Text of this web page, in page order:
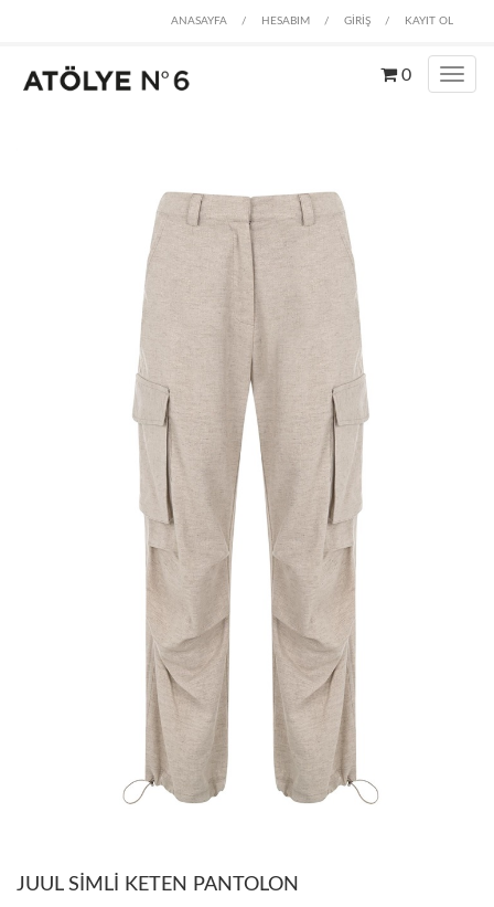
ANASAYFA / HESABIM / GİRİŞ / KAYIT OL
0
JUUL SİMLİ KETEN PANTOLON